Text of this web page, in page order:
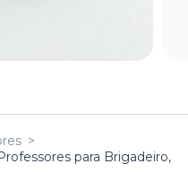
>
para Brigadeiro,